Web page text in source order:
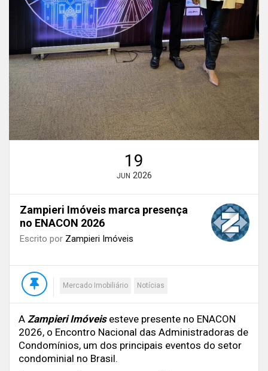
19
JUN 2026
Zampieri Imóveis marca presença
no ENACON 2026
Escrito por Zampieri Imóveis
Mercado Imobiliário Notícias
A Zampieri Imóveis esteve presente no ENACON
2026, o Encontro Nacional das Administradoras de
Condomínios, um dos principais eventos do setor
condominial no Brasil.